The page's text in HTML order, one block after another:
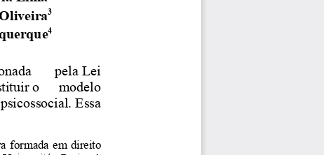
3
que4
pela Lei
o
modelo
psicossocial. Essa
formada em direito